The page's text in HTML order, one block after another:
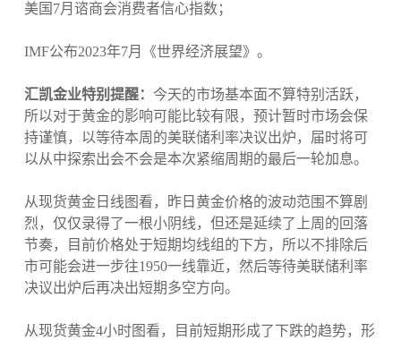
美国7月谘商会消费者信心指数；
IMF公布2023年7月《世界经济展望》。
汇凯金业特别提醒： 今天的市场基本面不算特别活跃，
所以对于黄金的影响可能比较有限，预计暂时市场会保
持谨慎，以等待本周的美联储利率决议出炉，届时将可
以从中探索出会不会是本次紧缩周期的最后一轮加息。
从现货黄金日线图看，昨日黄金价格的波动范围不算剧
烈，仅仅录得了一根小阴线，但还是延续了上周的回落
节奏，目前价格处于短期均线组的下方，所以不排除后
市可能会进一步往1950一线靠近，然后等待美联储利率
决议出炉后再决出短期多空方向。
从现货黄金4小时图看，目前短期形成了下跌的趋势，形